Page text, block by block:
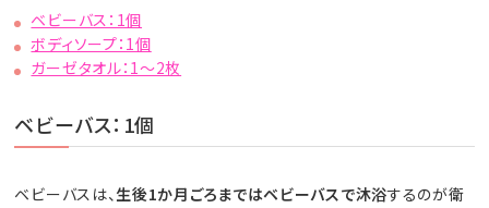
ベビーバス：1個
ボディソープ：1個
ガーゼタオル：1～2枚
ベビーバス：1個
ベビーバスは、生後1か月ごろまではベビーバスで沐浴するのが衛